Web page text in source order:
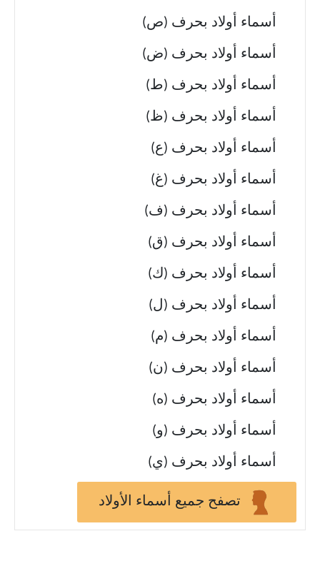
أسماء أولاد بحرف (ص)
أسماء أولاد بحرف (ض)
أسماء أولاد بحرف (ط)
أسماء أولاد بحرف (ظ)
أسماء أولاد بحرف (ع)
أسماء أولاد بحرف (غ)
أسماء أولاد بحرف (ف)
أسماء أولاد بحرف (ق)
أسماء أولاد بحرف (ك)
أسماء أولاد بحرف (ل)
أسماء أولاد بحرف (م)
أسماء أولاد بحرف (ن)
أسماء أولاد بحرف (ه)
أسماء أولاد بحرف (و)
أسماء أولاد بحرف (ي)
تصفح جميع أسماء الأولاد